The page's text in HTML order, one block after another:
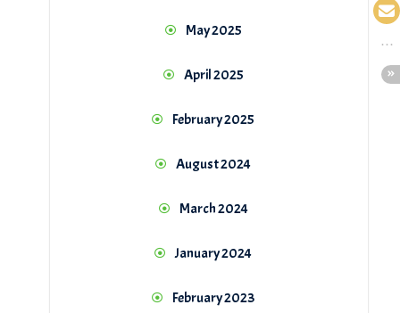
May 2025
April 2025
February 2025
August 2024
March 2024
January 2024
February 2023